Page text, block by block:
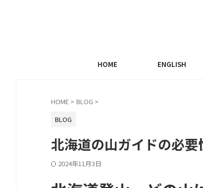
HOME ENGLISH
HOME > BLOG >
BLOG
北海道の山ガイドの必要
2024年11月3日